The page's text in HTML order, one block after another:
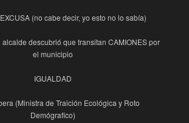
(no cabe decir, yo esto no lo sabía)
alcalde descubrió que transitan CAMIONES por
el municipio
IGUALDAD
(Ministra de Traición Ecológica y Roto
Demógrafico)